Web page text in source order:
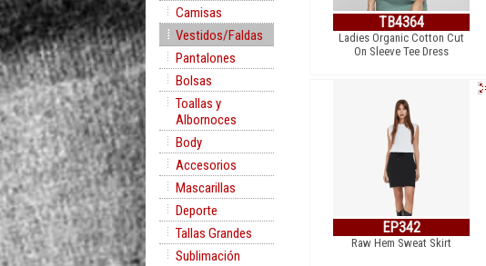
Camisas
Vestidos/Faldas
Pantalones
Bolsas
Toallas y
Albornoces
Body
Accesorios
Mascarillas
Deporte
Tallas Grandes
Sublimación
TB4364
Ladies Organic Cotton Cut
On Sleeve Tee Dress
EP342
Raw Hem Sweat Skirt